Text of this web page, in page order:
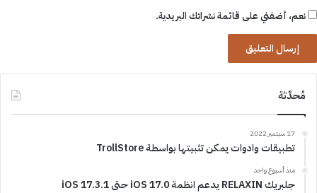
نعم، أضفني على قائمة نشراتك البريدية.
مُحدّثة
17 سبتمبر 2022
تطبيقات وادوات يمكن تثبيتها بواسطة TrollStore
منذ أسبوع واحد
جلبريك RELAXIN يدعم انظمة iOS 17.0 حتى iOS 17.3.1